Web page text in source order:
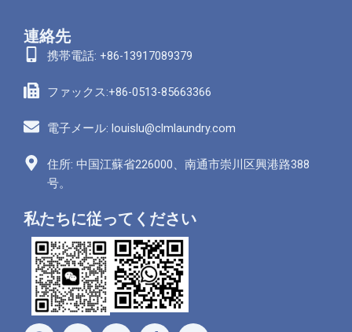
連絡先
携帯電話: +86-13917089379
ファックス:+86-0513-85663366
電子メール: louislu@clmlaundry.com
住所: 中国江蘇省226000、南通市崇川区興港路388
号。
私たちに従ってください